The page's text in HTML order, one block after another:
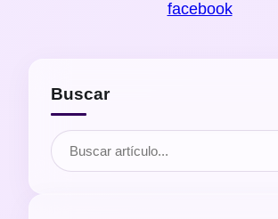
facebook
Buscar